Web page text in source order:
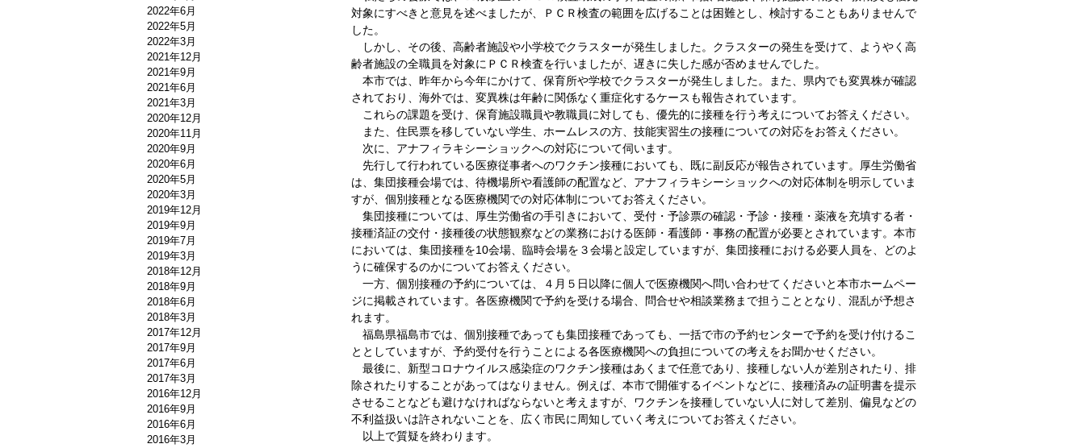
対象にすべきと意見を述べましたが、ＰＣＲ検査の範囲を広げることは困難とし、検討することもありませんで
した。
しかし、その後、高齢者施設や小学校でクラスターが発生しました。クラスターの発生を受けて、ようやく高
齢者施設の全職員を対象にＰＣＲ検査を行いましたが、遅きに失した感が否めませんでした。
本市では、昨年から今年にかけて、保育所や学校でクラスターが発生しました。また、県内でも変異株が確認
されており、海外では、変異株は年齢に関係なく重症化するケースも報告されています。
これらの課題を受け、保育施設職員や教職員に対しても、優先的に接種を行う考えについてお答えください。
また、住民票を移していない学生、ホームレスの方、技能実習生の接種についての対応をお答えください。
次に、アナフィラキシーショックへの対応について伺います。
先行して行われている医療従事者へのワクチン接種においても、既に副反応が報告されています。厚生労働省
は、集団接種会場では、待機場所や看護師の配置など、アナフィラキシーショックへの対応体制を明示していま
すが、個別接種となる医療機関での対応体制についてお答えください。
集団接種については、厚生労働省の手引きにおいて、受付・予診票の確認・予診・接種・薬液を充填する者・
接種済証の交付・接種後の状態観察などの業務における医師・看護師・事務の配置が必要とされています。本市
においては、集団接種を10会場、臨時会場を３会場と設定していますが、集団接種における必要人員を、どのよ
うに確保するのかについてお答えください。
一方、個別接種の予約については、４月５日以降に個人で医療機関へ問い合わせてくださいと本市ホームペー
ジに掲載されています。各医療機関で予約を受ける場合、問合せや相談業務まで担うこととなり、混乱が予想さ
れます。
福島県福島市では、個別接種であっても集団接種であっても、一括で市の予約センターで予約を受け付けるこ
ととしていますが、予約受付を行うことによる各医療機関への負担についての考えをお聞かせください。
最後に、新型コロナウイルス感染症のワクチン接種はあくまで任意であり、接種しない人が差別されたり、排
除されたりすることがあってはなりません。例えば、本市で開催するイベントなどに、接種済みの証明書を提示
させることなども避けなければならないと考えますが、ワクチンを接種していない人に対して差別、偏見などの
不利益扱いは許されないことを、広く市民に周知していく考えについてお答えください。
以上で質疑を終わります。
2022年6月
2022年5月
2022年3月
2021年12月
2021年9月
2021年6月
2021年3月
2020年12月
2020年11月
2020年9月
2020年6月
2020年5月
2020年3月
2019年12月
2019年9月
2019年7月
2019年3月
2018年12月
2018年9月
2018年6月
2018年3月
2017年12月
2017年9月
2017年6月
2017年3月
2016年12月
2016年9月
2016年6月
2016年3月